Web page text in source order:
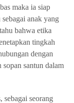
maka ia siap
anak yang
bahwa etika
tingkah
dengan
santun dalam
sebagai seorang